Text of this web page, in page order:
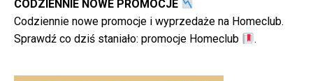
CODZIENNIE NOWE PROMOCJE
Codziennie nowe promocje i wyprzedaże na Homeclub.
Sprawdź co dziś staniało: promocje Homeclub .